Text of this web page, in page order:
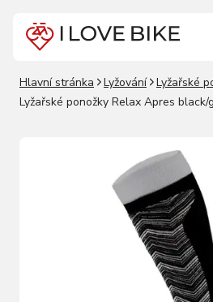
Hlavní stránka Lyžování
Lyžařské
Lyžařské ponožky Relax Apres black/